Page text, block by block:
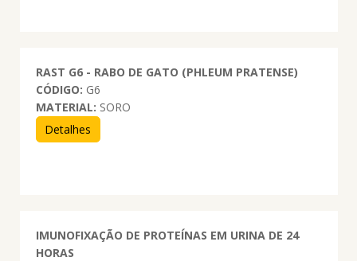
RAST G6 - RABO DE GATO (PHLEUM PRATENSE)
CÓDIGO: G6
MATERIAL: SORO
Detalhes
IMUNOFIXAÇÃO DE PROTEÍNAS EM URINA DE 24
HORAS